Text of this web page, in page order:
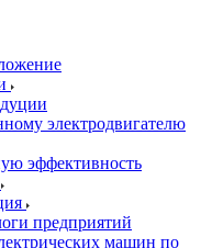
электродвигателю
эффективность
предприятий
машин по